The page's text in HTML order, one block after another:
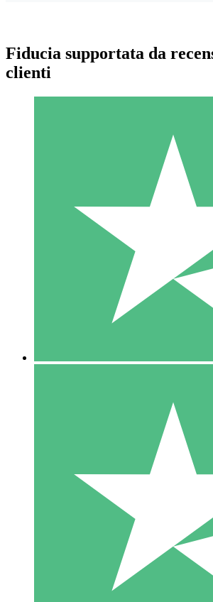
Pacchetti di Crediti
Paga a consumo con crediti di download.
1 Download
10
US$1500
10 Download
20
Fiducia supportata da
clienti